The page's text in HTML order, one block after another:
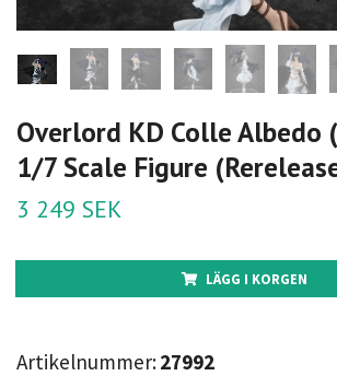
Overlord KD Colle Albedo
1/7 Scale Figure
3 249 SEK
LÄGG I KORGEN
Artikelnummer:27992